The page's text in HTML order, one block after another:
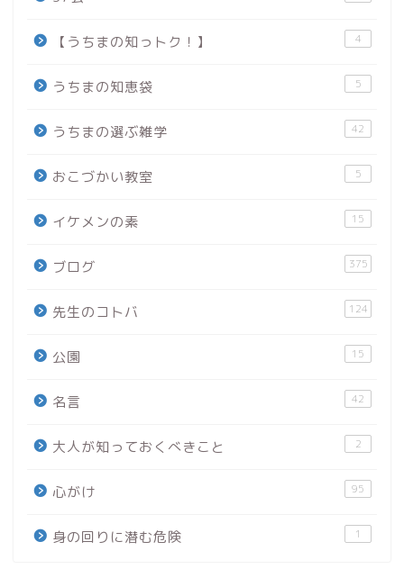
【うちまの知っトク！】 4
うちまの知恵袋 5
うちまの選ぶ雑学 42
おこづかい教室 5
イケメンの素 15
ブログ 375
先生のコトバ 124
公園 15
名言 42
大人が知っておくべきこと 2
心がけ 95
身の回りに潜む危険 1